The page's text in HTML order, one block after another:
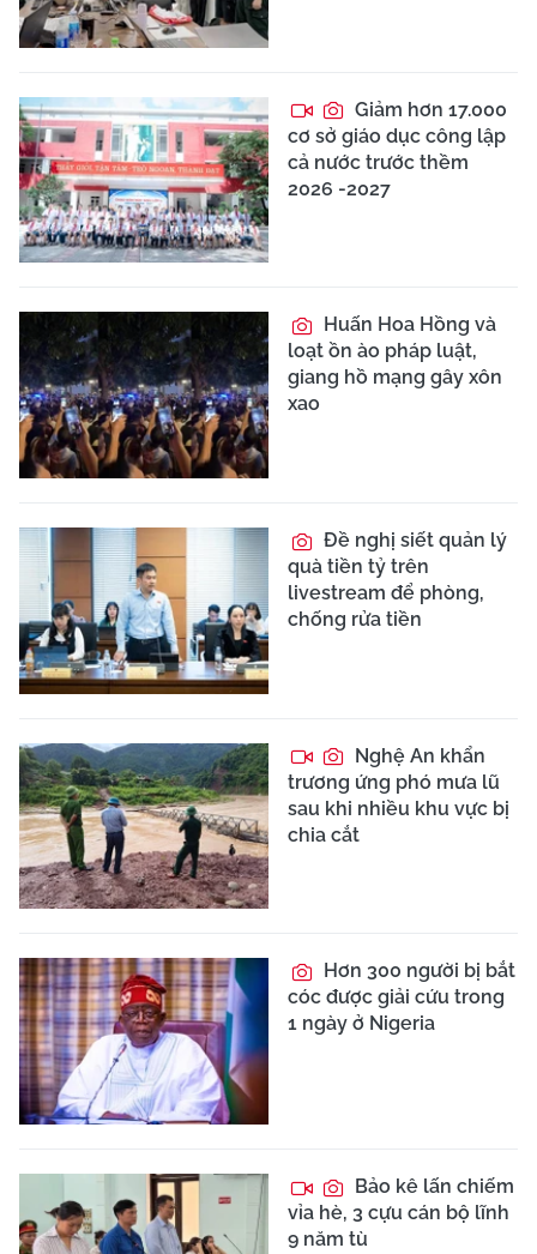
Giảm hơn 17.000
cơ sở giáo dục công lập
cả nước trước thềm
2026 -2027
Huấn Hoa Hồng và
loạt ồn ào pháp luật,
giang hồ mạng gây xôn
xao
Đề nghị siết quản lý
quà tiền tỷ trên
livestream để phòng,
chống rửa tiền
Nghệ An khẩn
trương ứng phó mưa lũ
sau khi nhiều khu vực bị
chia cắt
Hơn 300 người bị bắt
cóc được giải cứu trong
1 ngày ở Nigeria
Bảo kê lấn chiếm
vỉa hè, 3 cựu cán bộ lĩnh
9 năm tù